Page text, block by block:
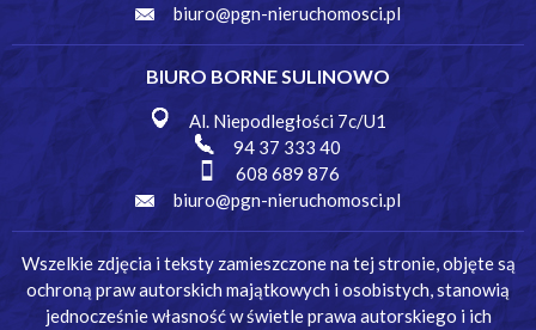
biuro@pgn-nieruchomosci.pl
BIURO BORNE SULINOWO
Al. Niepodległości 7c/U1
94 37 333 40
608 689 876
biuro@pgn-nieruchomosci.pl
Wszelkie zdjęcia i teksty zamieszczone na tej stronie, objęte są
ochroną praw autorskich majątkowych i osobistych, stanowią
jednocześnie własność w świetle prawa autorskiego i ich